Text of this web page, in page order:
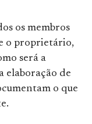
os membros
o proprietário,
será a
elaboração de
o que